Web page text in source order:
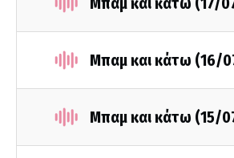
Μπαμ και κάτω (16/
Μπαμ και κάτω (15/